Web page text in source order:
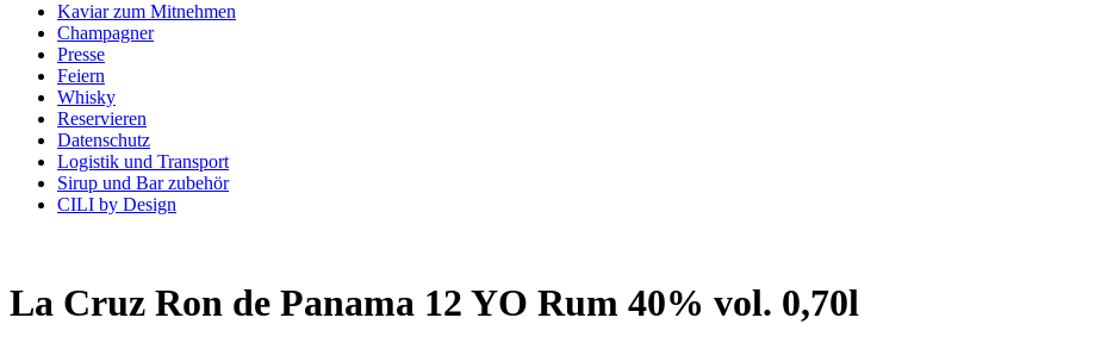
Kaviar zum Mitnehmen
Champagner
Presse
Feiern
Whisky
Reservieren
Datenschutz
Logistik und Transport
Sirup und Bar zubehör
CILI by Design
La Cruz Ron de Panama 12 YO Rum 40% vol. 0,70l